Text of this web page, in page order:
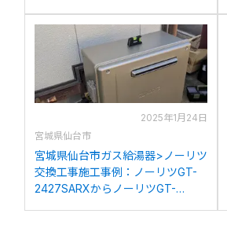
2025年1月24日
宮城県仙台市
宮城県仙台市ガス給湯器>ノーリツ
交換工事施工事例：ノーリツGT-
2427SARXからノーリツGT-